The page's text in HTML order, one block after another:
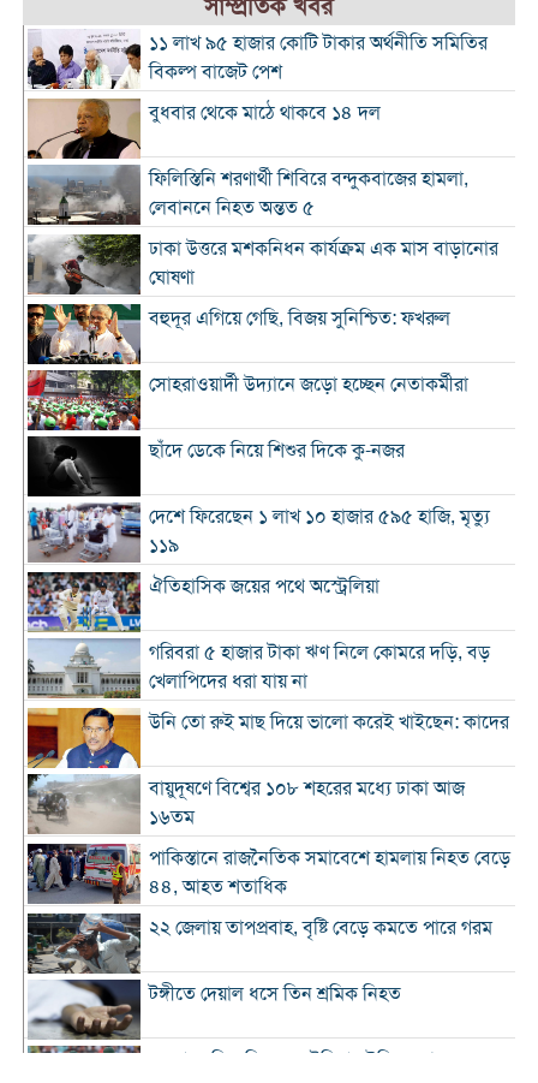
সাম্প্রতিক খবর
১১ লাখ ৯৫ হাজার কোটি টাকার অর্থনীতি সমিতির
বিকল্প বাজেট পেশ
বুধবার থেকে মাঠে থাকবে ১৪ দল
ফিলিস্তিনি শরণার্থী শিবিরে বন্দুকবাজের হামলা,
লেবাননে নিহত অন্তত ৫
ঢাকা উত্তরে মশকনিধন কার্যক্রম এক মাস বাড়ানোর
ঘোষণা
বহুদূর এগিয়ে গেছি, বিজয় সুনিশ্চিত: ফখরুল
সোহরাওয়ার্দী উদ্যানে জড়ো হচ্ছেন নেতাকর্মীরা
ছাঁদে ডেকে নিয়ে শিশুর দিকে কু-নজর
দেশে ফিরেছেন ১ লাখ ১০ হাজার ৫৯৫ হাজি, মৃত্যু
১১৯
ঐতিহাসিক জয়ের পথে অস্ট্রেলিয়া
গরিবরা ৫ হাজার টাকা ঋণ নিলে কোমরে দড়ি, বড়
খেলাপিদের ধরা যায় না
উনি তো রুই মাছ দিয়ে ভালো করেই খাইছেন: কাদের
বায়ুদূষণে বিশ্বের ১০৮ শহরের মধ্যে ঢাকা আজ
১৬তম
পাকিস্তানে রাজনৈতিক সমাবেশে হামলায় নিহত বেড়ে
৪৪, আহত শতাধিক
২২ জেলায় তাপপ্রবাহ, বৃষ্টি বেড়ে কমতে পারে গরম
টঙ্গীতে দেয়াল ধসে তিন শ্রমিক নিহত
১২ রানে লিড নিয়ে অস্ট্রেলিয়ার ইনিংস শেষ